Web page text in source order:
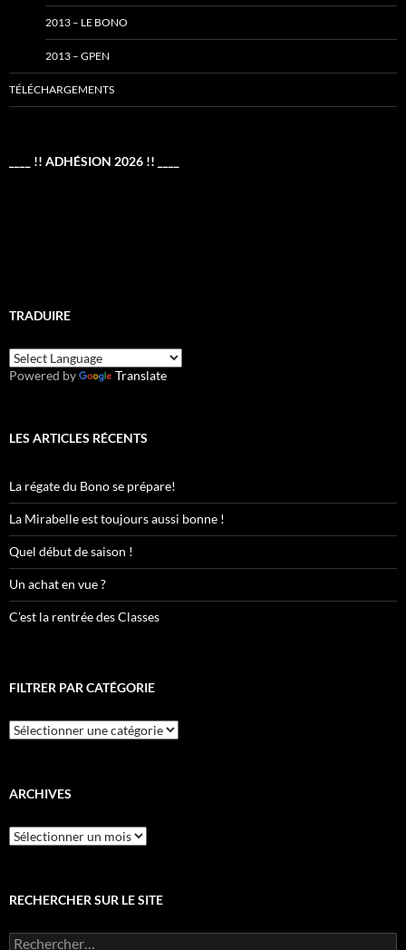
2013 – LE BONO
2013 – GPEN
TÉLÉCHARGEMENTS
____ !! ADHÉSION 2026 !! ____
TRADUIRE
Powered by Translate
LES ARTICLES RÉCENTS
La régate du Bono se prépare!
La Mirabelle est toujours aussi bonne !
Quel début de saison !
Un achat en vue ?
C’est la rentrée des Classes
FILTRER PAR CATÉGORIE
Filtrer
par
ARCHIVES
Archives
RECHERCHER SUR LE SITE
Rechercher :